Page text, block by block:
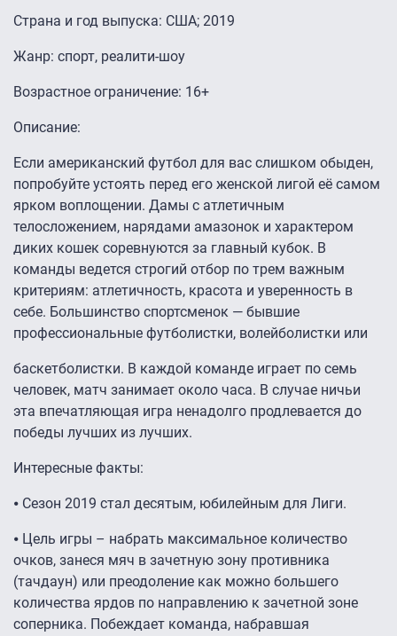
Страна и год выпуска: США; 2019
Жанр: спорт, реалити-шоу
Возрастное ограничение: 16+
Описание:
Если американский футбол для вас слишком обыден,
попробуйте устоять перед его женской лигой её самом
ярком воплощении. Дамы с атлетичным
телосложением, нарядами амазонок и характером
диких кошек соревнуются за главный кубок. В
команды ведется строгий отбор по трем важным
критериям: атлетичность, красота и уверенность в
себе. Большинство спортсменок — бывшие
профессиональные футболистки, волейболистки или
баскетболистки. В каждой команде играет по семь
человек, матч занимает около часа. В случае ничьи
эта впечатляющая игра ненадолго продлевается до
победы лучших из лучших.
Интересные факты:
⦁ Сезон 2019 стал десятым, юбилейным для Лиги.
⦁ Цель игры – набрать максимальное количество
очков, занеся мяч в зачетную зону противника
(тачдаун) или преодоление как можно большего
количества ярдов по направлению к зачетной зоне
соперника. Побеждает команда, набравшая